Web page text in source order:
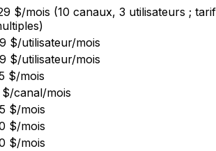
$/mois (10 canaux, 3 utilisateurs ;
$/utilisateur/mois
$/utilisateur/mois
$/mois
$/canal/mois
$/mois
$/mois
$/mois